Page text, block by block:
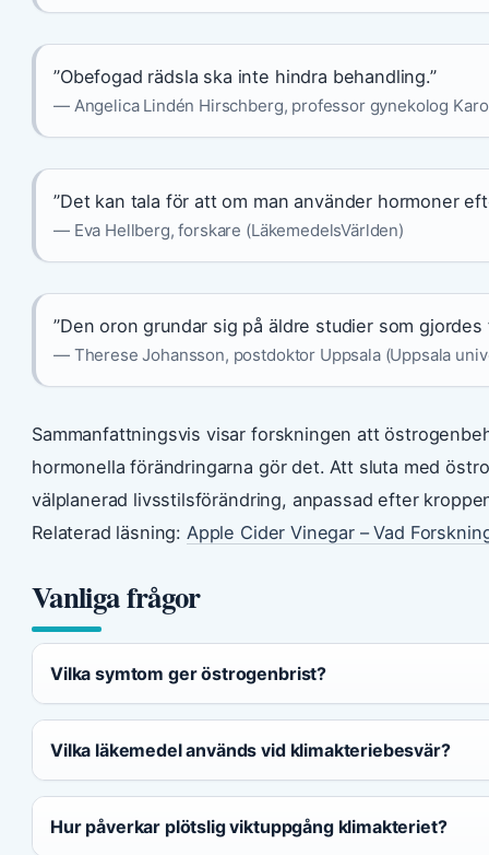
”Obefogad rädsla ska inte hindra behandling.”
— Angelica Lindén Hirschberg, professor gynekolog
”Det kan tala för att om man använder hormoner
— Eva Hellberg, forskare (LäkemedelsVärlden)
”Den oron grundar sig på äldre studier som
— Therese Johansson, postdoktor Uppsala (Uppsala
Sammanfattningsvis visar forskningen att
hormonella förändringarna gör det. Att sluta med
välplanerad livsstilsförändring, anpassad efter
Relaterad läsning: Apple Cider Vinegar – Vad
Vanliga frågor
Vilka symtom ger östrogenbrist?
Vilka läkemedel används vid klimakteriebesvär?
Hur påverkar plötslig viktuppgång klimakteriet?